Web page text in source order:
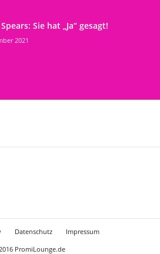
Sie hat „Ja“ gesagt!
2021
Datenschutz
Impressum
PromiLounge.de